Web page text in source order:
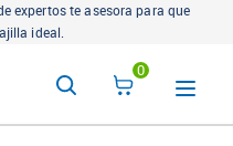
expertos te asesora para que
ideal.
0